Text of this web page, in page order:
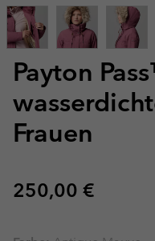
Payton
Frauen
Regular price:
250,00 €